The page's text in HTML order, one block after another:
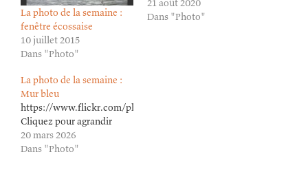
La photo de la semaine :
fenêtre écossaise
10 juillet 2015
Dans "Photo"
21 août 2020
Dans "Photo"
La photo de la semaine :
Mur bleu
https://www.flickr.com/photos/lioneldavoust/55157396083/in/
Cliquez pour agrandir
20 mars 2026
Dans "Photo"